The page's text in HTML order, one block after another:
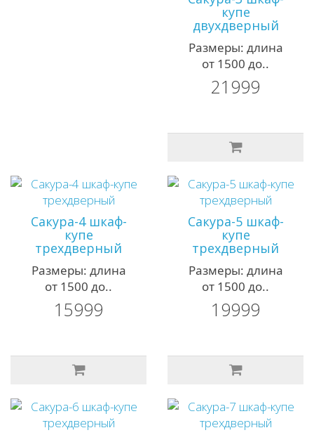
купе
двухдверный
Размеры: длина
от 1500 до..
21999
Сакура-4 шкаф-
купе
трехдверный
Размеры: длина
от 1500 до..
15999
Сакура-5 шкаф-
купе
трехдверный
Размеры: длина
от 1500 до..
19999